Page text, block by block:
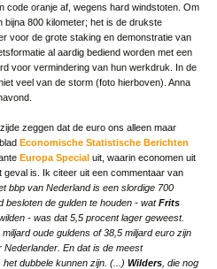
code oranje af, wegens hard windstoten. Om
bijna 800 kilometer; het is de drukste
voor de grote staking en demonstratie van
al aardig bediend worden met een
voor vermindering van hun werkdruk. In de
veel van de storm (foto hierboven). Anna
zeggen dat de euro ons alleen maar
Economische Statistische Berichten
Europa Special uit, waarin economen uit
geval is. Ik citeer uit een commentaar van
bbp van Nederland is een slordige 700
besloten de gulden te houden - watFrits
- was dat 5,5 procent lager geweest.
oude guldens of 38,5 miljard euro zijn
En dat is de meest
dubbele kunnen zijn. (...) Wilders, die nog